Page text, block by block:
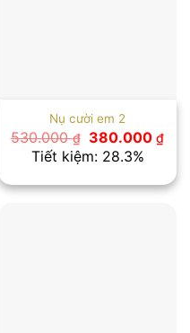
Nụ cười em 2
530.000₫
Giá
gốc
là:
380.000₫Giá
là:
Tiết kiệm: 28.3%